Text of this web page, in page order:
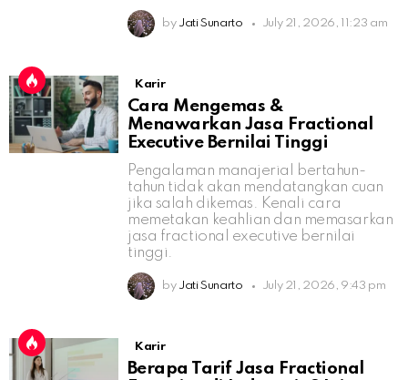
by Jati Sunarto July 21, 2026, 11:23 am
Karir
Cara Mengemas &
Menawarkan Jasa Fractional
Executive Bernilai Tinggi
Pengalaman manajerial bertahun-
tahun tidak akan mendatangkan cuan
jika salah dikemas. Kenali cara
memetakan keahlian dan memasarkan
jasa fractional executive bernilai
tinggi.
by Jati Sunarto July 21, 2026, 9:43 pm
Karir
Berapa Tarif Jasa Fractional